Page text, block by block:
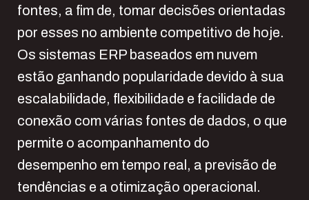
fontes, a fim de, tomar decisões orientadas
por esses no ambiente competitivo de hoje.
Os sistemas ERP baseados em nuvem
estão ganhando popularidade devido à sua
escalabilidade, flexibilidade e facilidade de
conexão com várias fontes de dados, o que
permite o acompanhamento do
desempenho em tempo real, a previsão de
tendências e a otimização operacional.